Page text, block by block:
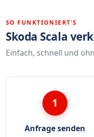
SO FUNKTIONIERT'S
Skoda Scala
Einfach, schnell und
1
Anfrage senden